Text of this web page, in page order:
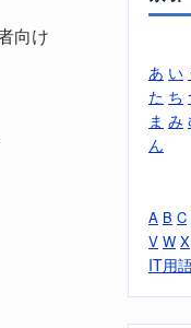
向け
あ い
た ち
ま み
ん
A B C
V W X
IT用